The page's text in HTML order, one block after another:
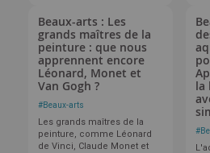
Beaux-arts : Les
grands maîtres de la
peinture : que nous
apprennent encore
Léonard, Monet et
Van Gogh ?
#Beaux-arts
Les grands maîtres de la
peinture, comme Léonard
de Vinci, Claude Monet et
la
#